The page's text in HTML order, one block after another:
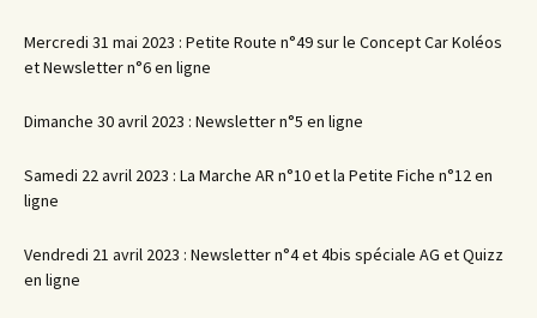
Mercredi 31 mai 2023 : Petite Route n°49 sur le Concept Car Koléos
et Newsletter n°6 en ligne
Dimanche 30 avril 2023 : Newsletter n°5 en ligne
Samedi 22 avril 2023 : La Marche AR n°10 et la Petite Fiche n°12 en
ligne
Vendredi 21 avril 2023 : Newsletter n°4 et 4bis spéciale AG et Quizz
en ligne